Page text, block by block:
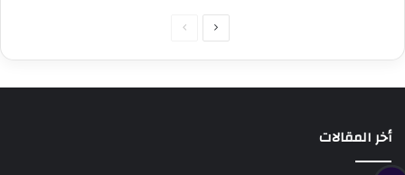
الصفحةالصفحة
أخر المقالات